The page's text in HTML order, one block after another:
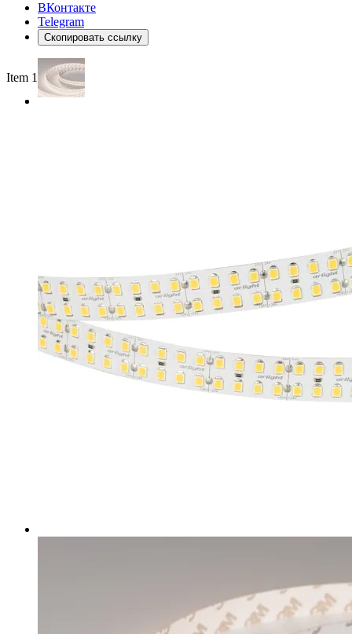
ВКонтакте
Telegram
Скопировать ссылку
Item 1 of 2